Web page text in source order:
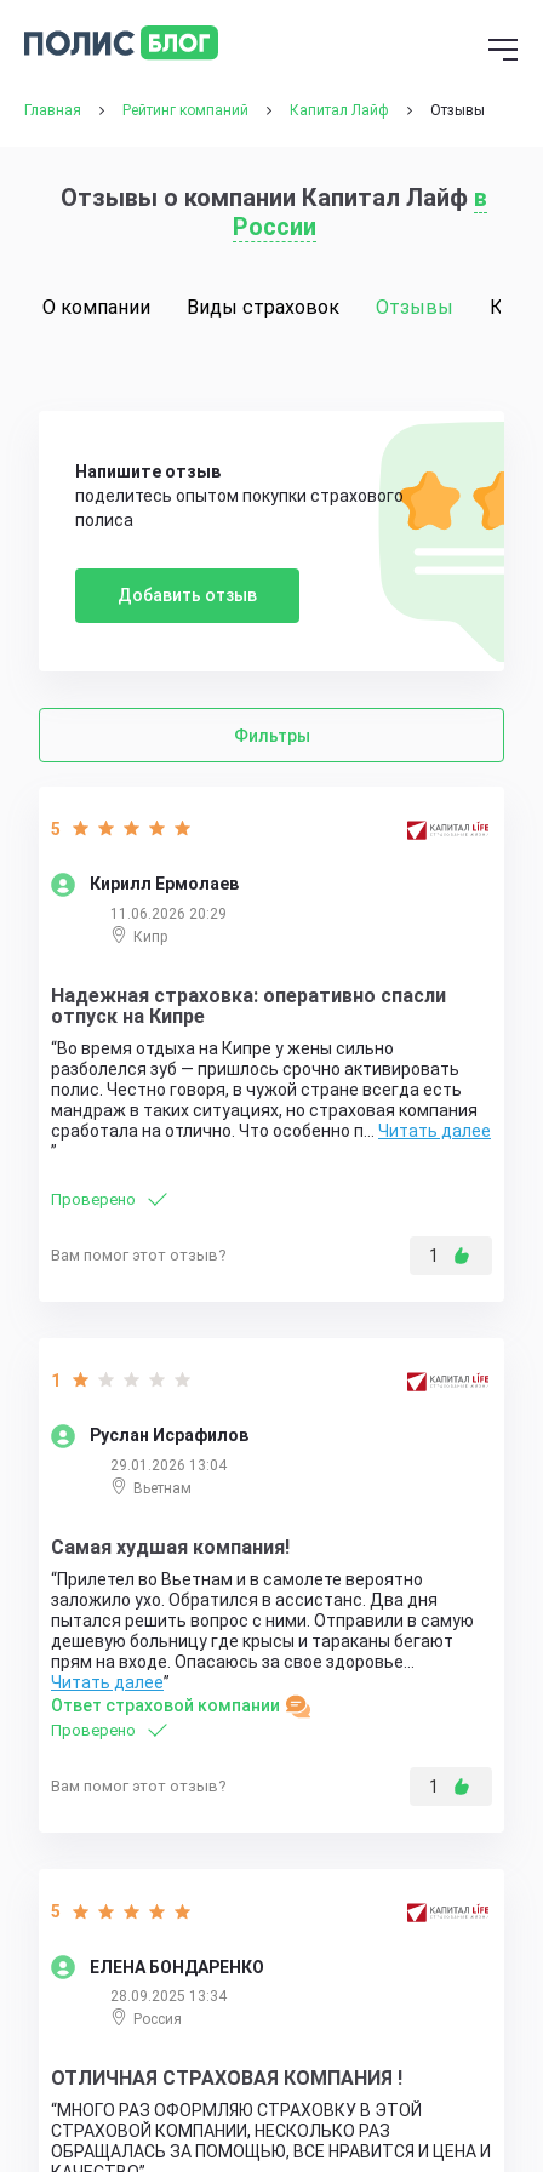
Главная Рейтинг компаний Капитал Лайф Отзывы
Отзывы о компании Капитал Лайф в
России
О компании Виды страховок Отзывы
Кирилл Ермолаев
5
11.06.2026 20:29
Кипр
Надежная страховка: оперативно спасли
отпуск на Кипре
Во время отдыха на Кипре у жены сильно
разболелся зуб — пришлось срочно активировать
полис. Честно говоря, в чужой стране всегда есть
мандраж в таких ситуациях, но страховая компания
сработала на отлично. Что особенно п… Читать далее
Проверено
Вам помог этот отзыв? 1
Руслан Исрафилов
1
29.01.2026 13:04
Вьетнам
Самая худшая компания!
Прилетел во Вьетнам и в самолете вероятно
заложило ухо. Обратился в ассистанс. Два дня
пытался решить вопрос с ними. Отправили в самую
дешевую больницу где крысы и тараканы бегают
прям на входе. Опасаюсь за свое здоровье…
Читать далее
Ответ страховой компании
Проверено
Вам помог этот отзыв? 1
ЕЛЕНА БОНДАРЕНКО
5
28.09.2025 13:34
Россия
ОТЛИЧНАЯ СТРАХОВАЯ КОМПАНИЯ !
МНОГО РАЗ ОФОРМЛЯЮ СТРАХОВКУ В ЭТОЙ
СТРАХОВОЙ КОМПАНИИ, НЕСКОЛЬКО РАЗ
ОБРАЩАЛАСЬ ЗА ПОМОЩЬЮ, ВСЕ НРАВИТСЯ И ЦЕНА И
Напишите отзыв
поделитесь опытом покупки страхового
полиса
Добавить отзыв
Фильтры